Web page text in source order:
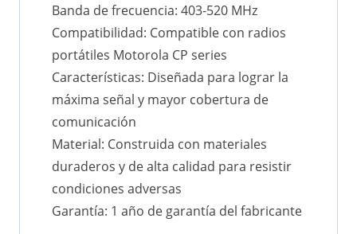
Banda de frecuencia: 403-520 MHz
Compatibilidad: Compatible con radios
portátiles Motorola CP series
Características: Diseñada para lograr la
máxima señal y mayor cobertura de
comunicación
Material: Construida con materiales
duraderos y de alta calidad para resistir
condiciones adversas
Garantía: 1 año de garantía del fabricante